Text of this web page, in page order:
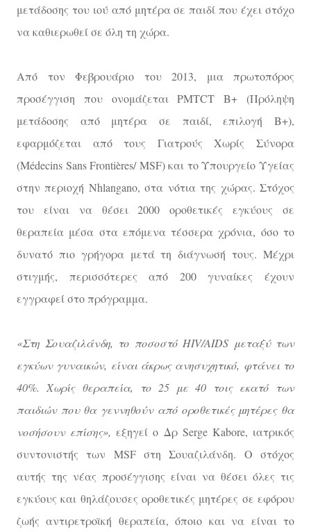
μετάδοσης του ιού από μητέρα σε παιδί που έχει στόχο
να καθιερωθεί σε όλη τη χώρα.
Από τον Φεβρουάριο του 2013, μια πρωτοπόρος
προσέγγιση που ονομάζεται PMTCT B+ (Πρόληψη
μετάδοσης από μητέρα σε παιδί, επιλογή Β+),
εφαρμόζεται από τους Γιατρούς Χωρίς Σύνορα
(Médecins Sans Frontières/ MSF) και το Υπουργείο Υγείας
στην περιοχή Nhlangano, στα νότια της χώρας. Στόχος
του είναι να θέσει 2000 οροθετικές εγκύους σε
θεραπεία μέσα στα επόμενα τέσσερα χρόνια, όσο το
δυνατό πιο γρήγορα μετά τη διάγνωσή τους. Μέχρι
στιγμής, περισσότερες από 200 γυναίκες έχουν
εγγραφεί στο πρόγραμμα.
«Στη Σουαζιλάνδη, το ποσοστό HIV/AIDS μεταξύ των
εγκύων γυναικών, είναι άκρως ανησυχητικό, φτάνει το
40%. Χωρίς θεραπεία, το 25 με 40 τοις εκατό των
παιδιών που θα γεννηθούν από οροθετικές μητέρες θα
νοσήσουν επίσης», εξηγεί ο Δρ Serge Kabore, ιατρικός
συντονιστής των MSF στη Σουαζιλάνδη. O στόχος
αυτής της νέας προσέγγισης είναι να θέσει όλες τις
εγκύους και θηλάζουσες οροθετικές μητέρες σε εφόρου
ζωής αντιρετροϊκή θεραπεία, όποιο και να είναι το